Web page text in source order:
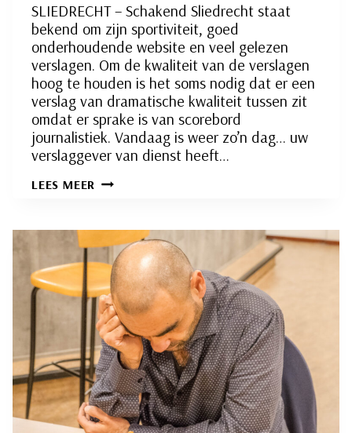
SLIEDRECHT – Schakend Sliedrecht staat
bekend om zijn sportiviteit, goed
onderhoudende website en veel gelezen
verslagen. Om de kwaliteit van de verslagen
hoog te houden is het soms nodig dat er een
verslag van dramatische kwaliteit tussen zit
omdat er sprake is van scorebord
journalistiek. Vandaag is weer zo’n dag… uw
verslaggever van dienst heeft…
LEES MEER INTERNE
SCOREBORD
JOURNALISTIEK
VAN
DE
BOVENSTE
PLANK